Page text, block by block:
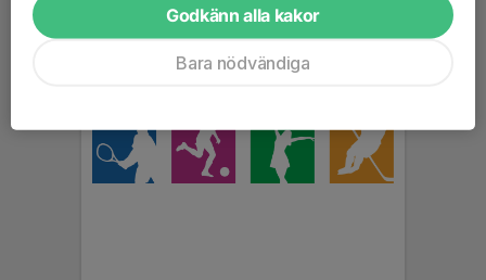
Godkänn alla kakor
Bara nödvändiga